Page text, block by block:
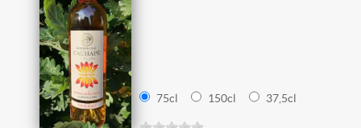
75cl 150cl 37,5cl